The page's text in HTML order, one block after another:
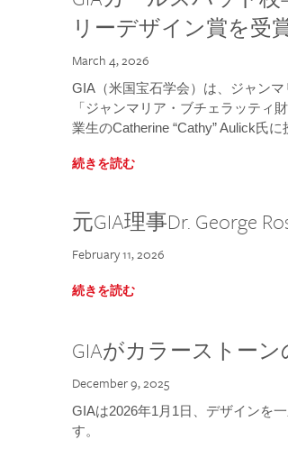
リーデザイン賞を受
March 4, 2026
GIA（米国宝石学会）は、ジャン
「ジャンマリア・ブチェラッティ
業生のCatherine “Cathy” Aulick氏に
続きを読む
元GIA理事Dr. George
February 11, 2026
続きを読む
GIAがカラーストー
December 9, 2025
GIAは2026年1月1日、デザインを
す。